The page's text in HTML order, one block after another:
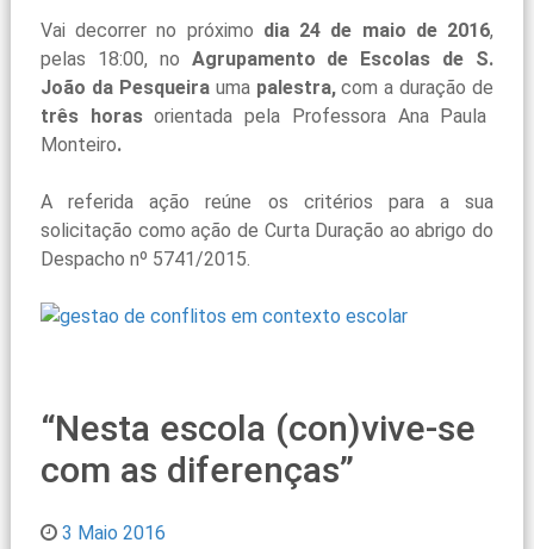
Vai decorrer no próximo dia 24 de maio de 2016,
pelas 18:00, no Agrupamento de Escolas de S.
João da Pesqueiraumapalestra,com a duração de
três horasorientada pela Professora Ana Paula
Monteiro.
A referida ação reúne os critérios para a sua
solicitação como ação de Curta Duração ao abrigo do
Despacho nº 5741/2015.
“Nesta escola (con)vive-se
com as diferenças”
3 Maio 2016